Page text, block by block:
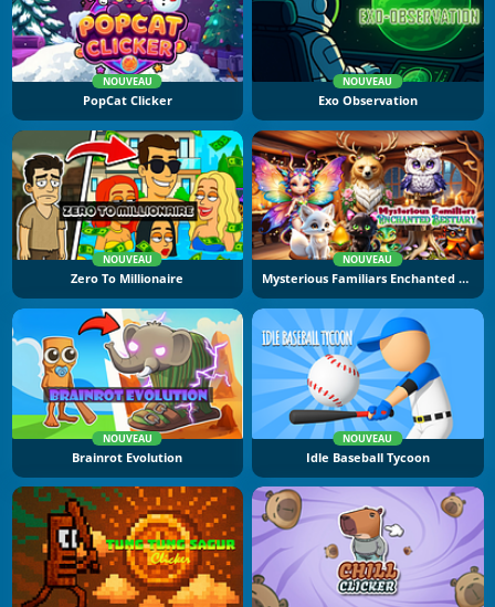
NOUVEAU
PopCat Clicker
NOUVEAU
Exo Observation
NOUVEAU
Zero To Millionaire
NOUVEAU
Mysterious Familiars Enchanted Bestiary
NOUVEAU
Brainrot Evolution
NOUVEAU
Idle Baseball Tycoon